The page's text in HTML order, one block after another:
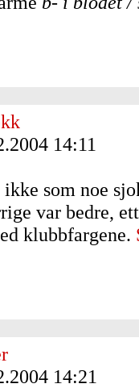
14:11
som noe
var bedre,
klubbfargene.
14:21